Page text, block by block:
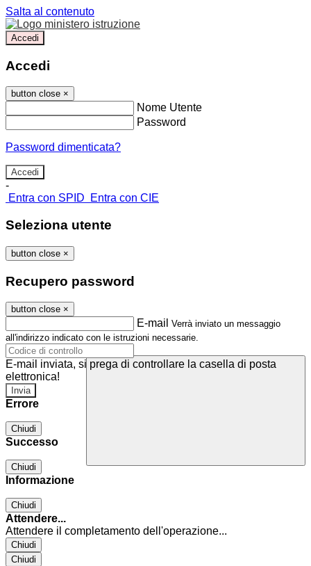
Salta al contenuto
Accedi
Accedi
button close ×
Nome Utente
Password
Password dimenticata?
-
Entra con SPID
Entra con CIE
Seleziona utente
button close ×
Recupero password
button close ×
E-mail Verrà inviato un messaggio
all'indirizzo indicato con le istruzioni necessarie.
E-mail inviata, si prega di controllare la casella di posta
elettronica!
Errore
Chiudi
Successo
Chiudi
Informazione
Chiudi
Attendere...
Attendere il completamento dell'operazione...
Chiudi
Chiudi